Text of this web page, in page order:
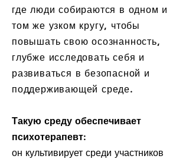
где люди собираются в одном и
том же узком кругу, чтобы
повышать свою осознанность,
глубже исследовать себя и
развиваться в безопасной и
поддерживающей среде.
Такую среду обеспечивает
психотерапевт:
он культивирует среди участников